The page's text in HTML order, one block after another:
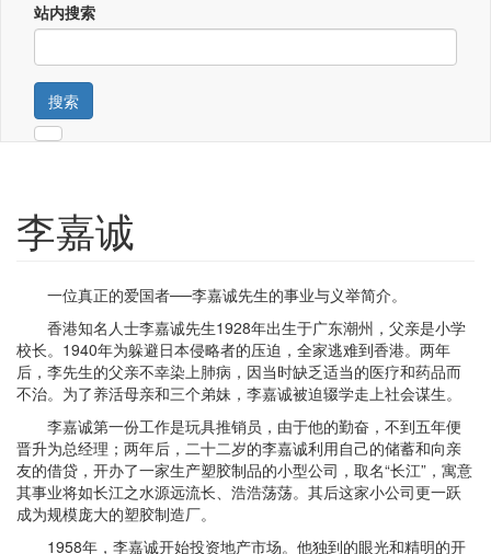
站内搜索
搜索
李嘉诚
一位真正的爱国者──李嘉诚先生的事业与义举简介。
香港知名人士李嘉诚先生1928年出生于广东潮州，父亲是小学
校长。1940年为躲避日本侵略者的压迫，全家逃难到香港。两年
后，李先生的父亲不幸染上肺病，因当时缺乏适当的医疗和药品而
不治。为了养活母亲和三个弟妹，李嘉诚被迫辍学走上社会谋生。
李嘉诚第一份工作是玩具推销员，由于他的勤奋，不到五年便
晋升为总经理；两年后，二十二岁的李嘉诚利用自己的储蓄和向亲
友的借贷，开办了一家生产塑胶制品的小型公司，取名“长江”，寓意
其事业将如长江之水源远流长、浩浩荡荡。其后这家小公司更一跃
成为规模庞大的塑胶制造厂。
1958年，李嘉诚开始投资地产市场。他独到的眼光和精明的开